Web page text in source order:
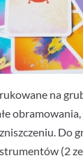
na
Do
(2